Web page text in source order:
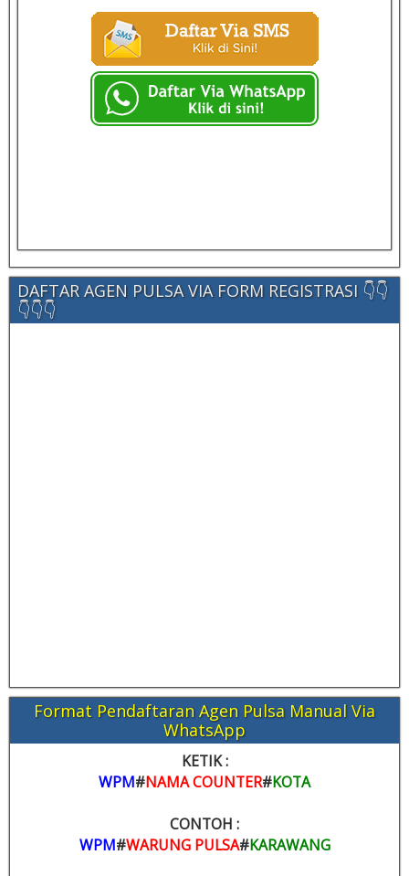
DAFTAR AGEN PULSA VIA FORM REGISTRASI 👇👇
👇👇👇
Format Pendaftaran Agen Pulsa Manual Via
WhatsApp
KETIK :
WPM#NAMA COUNTER#KOTA
CONTOH :
WPM#WARUNG PULSA#KARAWANG